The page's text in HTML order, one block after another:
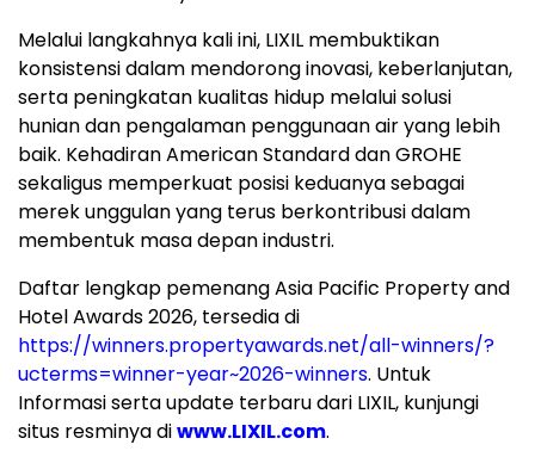
Melalui langkahnya kali ini, LIXIL membuktikan
konsistensi dalam mendorong inovasi, keberlanjutan,
serta peningkatan kualitas hidup melalui solusi
hunian dan pengalaman penggunaan air yang lebih
baik. Kehadiran American Standard dan GROHE
sekaligus memperkuat posisi keduanya sebagai
merek unggulan yang terus berkontribusi dalam
membentuk masa depan industri.
Daftar lengkap pemenang Asia Pacific Property and
Hotel Awards 2026, tersedia di
https://winners.propertyawards.net/all-winners/?
ucterms=winner-year~2026-winners. Untuk
Informasi serta update terbaru dari LIXIL, kunjungi
situs resminya diwww.LIXIL.com.